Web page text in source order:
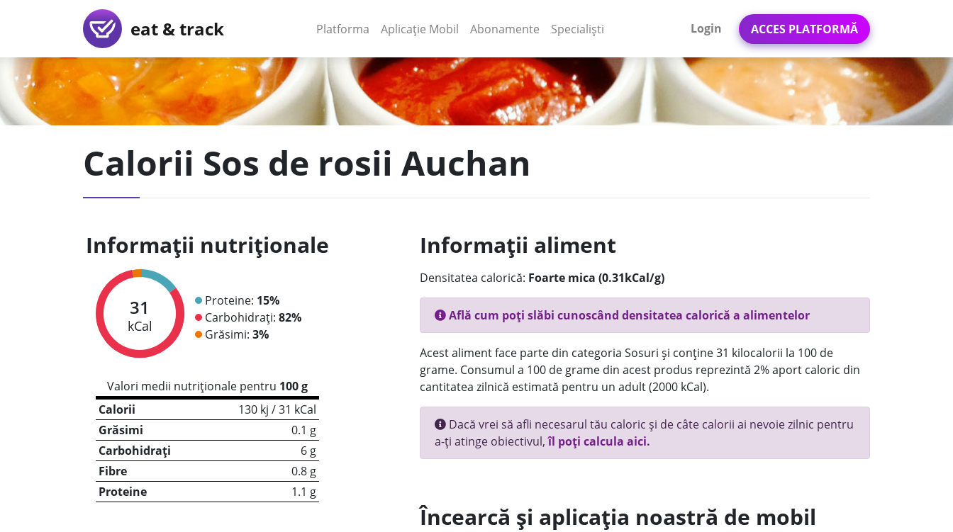
eat & track Platforma (current)
Aplicație Mobil (current)
Abonamente Specialiști Login ACCES PLATFORMĂ
Calorii Sos de rosii Auchan
Informații nutriționale
31
kCal
Proteine: 15%
Carbohidrați: 82%
Grăsimi: 3%
Valori medii nutriționale pentru 100 g
Calorii
130 kj / 31 kCal
Grăsimi
0.1 g
Carbohidrați
6 g
Fibre
0.8 g
Proteine
1.1 g
Informații aliment
Densitatea calorică: Foarte mica (0.31kCal/g)
Află cum poți slăbi cunoscând densitatea calorică a alimentelor
Acest aliment face parte din categoria Sosuri și conține 31 kilocalorii la 100 de
grame. Consumul a 100 de grame din acest produs reprezintă 2% aport caloric din
cantitatea zilnică estimată pentru un adult (2000 kCal).
Dacă vrei să afli necesarul tău caloric și de câte calorii ai nevoie zilnic pentru
a-ți atinge obiectivul,îl poți calcula aici.
Încearcă și aplicația noastră de mobil